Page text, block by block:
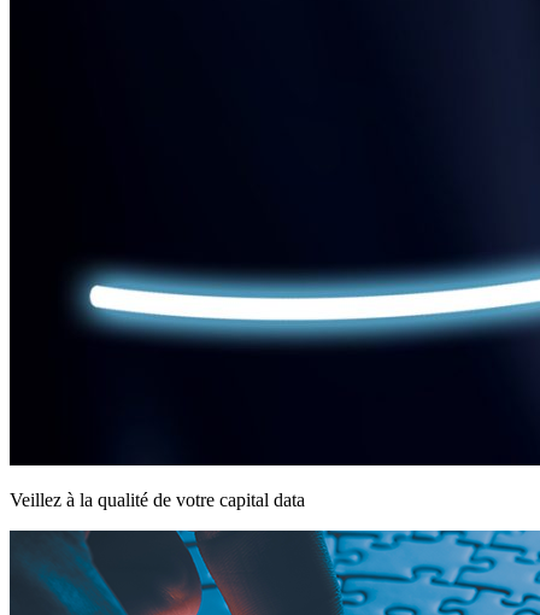
Veillez à la qualité de votre capital data